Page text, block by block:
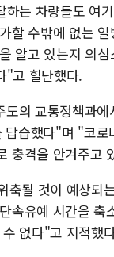
는 차량들도 여
할 수밖에 없는
알고 있는지 의
"고 힐난했다.
의 교통정책과
습했다"며 "코
충격을 안겨주고
될 것이 예상되
속유예 시간을
없다"고 지적했